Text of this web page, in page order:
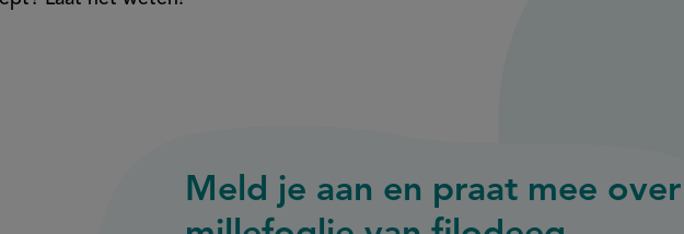
Meld je aan en praat mee over